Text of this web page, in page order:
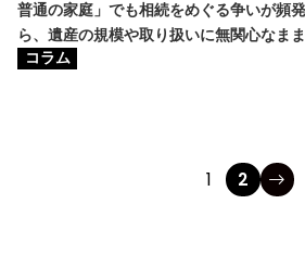
普通の家庭」でも相続をめぐる争いが頻
ら、遺産の規模や取り扱いに無関心なま
コラム
1 2